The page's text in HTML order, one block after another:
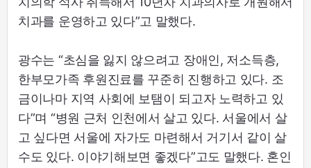
치과를 운영하고 있다”고 말했다.
광수는 “초심을 잃지 않으려고 장애인, 저소득층,
한부모가족 후원진료를 꾸준히 진행하고 있다. 조
금이나마 지역 사회에 보탬이 되고자 노력하고 있
다”며 “병원 근처 인천에서 살고 있다. 서울에서 살
고 싶다면 서울에 자가도 마련해서 거기서 같이 살
수도 있다. 이야기해보면 좋겠다”고도 말했다. 혼인